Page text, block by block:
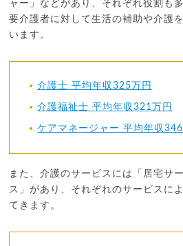
ャー」などがあり、それぞれ役割も
要介護者に対して生活の補助や介護
います。
介護士 平均年収325万円
介護福祉士 平均年収321万円
ケアマネージャー 平均年収346
また、介護のサービスには「居宅サ
ス」があり、それぞれのサービスに
てきます。